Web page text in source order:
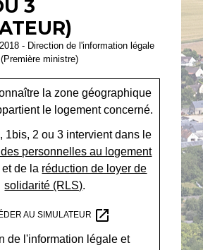
3
- Direction de l'information légale
ministre)
la zone géographique
le logement concerné.
1bis, 2 ou 3 intervient dans le
personnelles au logement
et de la réduction de loyer de
solidarité (RLS).
AU SIMULATEUR open_in_new
de l'information légale et